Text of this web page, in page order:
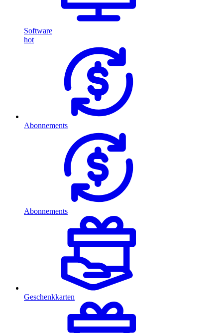
Software
hot
Abonnements
Abonnements
Geschenkkarten